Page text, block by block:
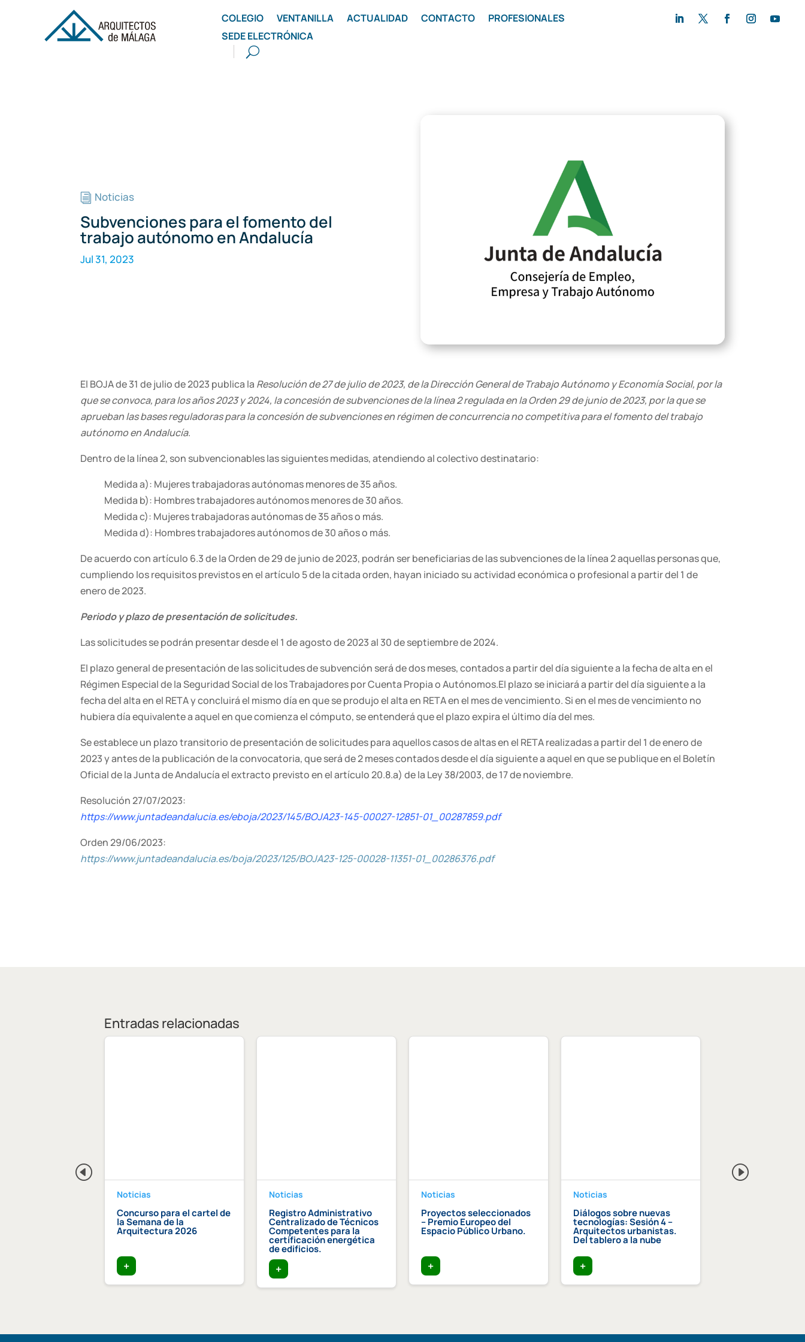
COLEGIO VENTANILLA ACTUALIDAD CONTACTO
PROFESIONALES
SEDE ELECTRÓNICA
i Noticias
Subvenciones para el fomento del
trabajo autónomo en Andalucía
Jul 31, 2023
El BOJA de 31 de julio de 2023 publica la Resolución de 27 de julio de 2023, de la Dirección General de Trabajo Autónomo y Economía Social, por la
que se convoca, para los años 2023 y 2024, la concesión de subvenciones de la línea 2 regulada en la Orden 29 de junio de 2023, por la que se
aprueban las bases reguladoras para la concesión de subvenciones en régimen de concurrencia no competitiva para el fomento del trabajo
autónomo en Andalucía.
Dentro de la línea 2, son subvencionables las siguientes medidas, atendiendo al colectivo destinatario:
Medida a): Mujeres trabajadoras autónomas menores de 35 años.
Medida b): Hombres trabajadores autónomos menores de 30 años.
Medida c): Mujeres trabajadoras autónomas de 35 años o más.
Medida d): Hombres trabajadores autónomos de 30 años o más.
De acuerdo con artículo 6.3 de la Orden de 29 de junio de 2023, podrán ser beneficiarias de las subvenciones de la línea 2 aquellas personas que,
cumpliendo los requisitos previstos en el artículo 5 de la citada orden, hayan iniciado su actividad económica o profesional a partir del 1 de
enero de 2023.
Periodo y plazo de presentación de solicitudes.
Las solicitudes se podrán presentar desde el 1 de agosto de 2023 al 30 de septiembre de 2024.
El plazo general de presentación de las solicitudes de subvención será de dos meses, contados a partir del día siguiente a la fecha de alta en el
Régimen Especial de la Seguridad Social de los Trabajadores por Cuenta Propia o Autónomos.El plazo se iniciará a partir del día siguiente a la
fecha del alta en el RETA y concluirá el mismo día en que se produjo el alta en RETA en el mes de vencimiento. Si en el mes de vencimiento no
hubiera día equivalente a aquel en que comienza el cómputo, se entenderá que el plazo expira el último día del mes.
Se establece un plazo transitorio de presentación de solicitudes para aquellos casos de altas en el RETA realizadas a partir del 1 de enero de
2023 y antes de la publicación de la convocatoria, que será de 2 meses contados desde el día siguiente a aquel en que se publique en el Boletín
Oficial de la Junta de Andalucía el extracto previsto en el artículo 20.8.a) de la Ley 38/2003, de 17 de noviembre.
Resolución 27/07/2023:
https://www.juntadeandalucia.es/eboja/2023/145/BOJA23-145-00027-12851-01_00287859.pdf
Orden 29/06/2023:
https://www.juntadeandalucia.es/boja/2023/125/BOJA23-125-00028-11351-01_00286376.pdf
Entradas relacionadas
Noticias
Concurso para el cartel de
la Semana de la
Arquitectura 2026
+
Noticias
Registro Administrativo
Centralizado de Técnicos
Competentes para la
certificación energética
de edificios.
+
Noticias
Proyectos seleccionados
– Premio Europeo del
Espacio Público Urbano.
+
Noticias
Diálogos sobre nuevas
tecnologías: Sesión 4 –
Arquitectos urbanistas.
Del tablero a la nube
+